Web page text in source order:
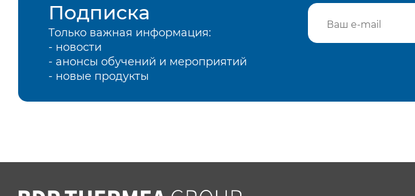
Подписка
Только важная информация:
- новости
- анонсы обучений и мероприятий
- новые продукты